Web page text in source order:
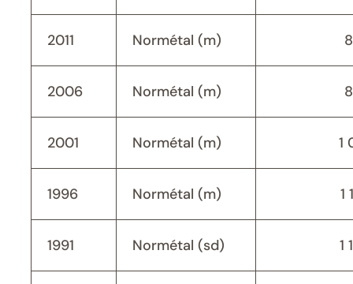
2011 Normétal (m)
2006 Normétal (m)
2001 Normétal (m) 1
1996 Normétal (m) 1
1991 Normétal (sd) 1